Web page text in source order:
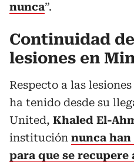
nunca”.
Continuidad
lesiones en
Respecto a las
ha tenido desde su
United, Khaled El-
institución nunca han
para que se recupere